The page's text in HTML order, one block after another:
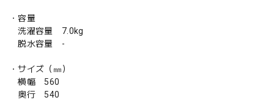
・容量
洗濯容量 7.0kg
脱水容量 -
・サイズ（㎜）
横幅 560
奥行 540